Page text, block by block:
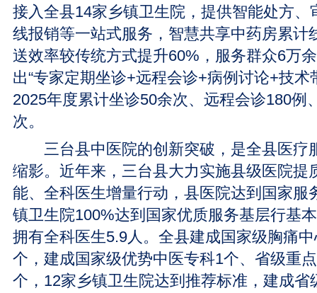
接入全县14家乡镇卫生院，提供智能处方、
线报销等一站式服务，智慧共享中药房累计
送效率较传统方式提升60%，服务群众6万
出“专家定期坐诊+远程会诊+病例讨论+技术
2025年度累计坐诊50余次、远程会诊180例
次。
三台县中医院的创新突破，是全县医疗
缩影。近年来，三台县大力实施县级医院提
能、全科医生增量行动，县医院达到国家服
镇卫生院100%达到国家优质服务基层行基
拥有全科医生5.9人。全县建成国家级胸痛
个，建成国家级优势中医专科1个、省级重
个，12家乡镇卫生院达到推荐标准，建成省